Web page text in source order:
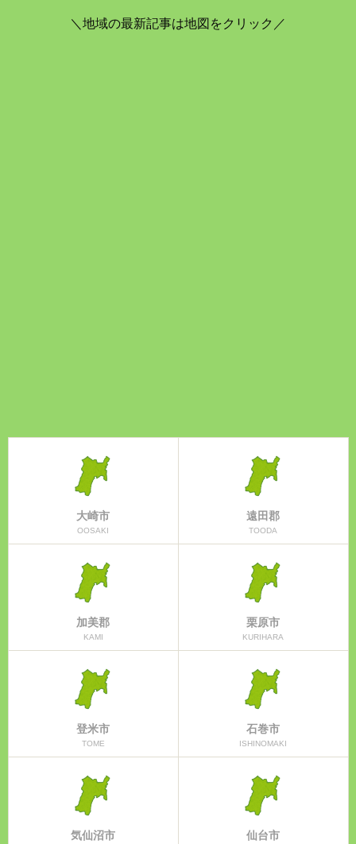
＼地域の最新記事は地図をクリック／
大崎市
OOSAKI
遠田郡
TOODA
加美郡
KAMI
栗原市
KURIHARA
登米市
TOME
石巻市
ISHINOMAKI
気仙沼市 仙台市